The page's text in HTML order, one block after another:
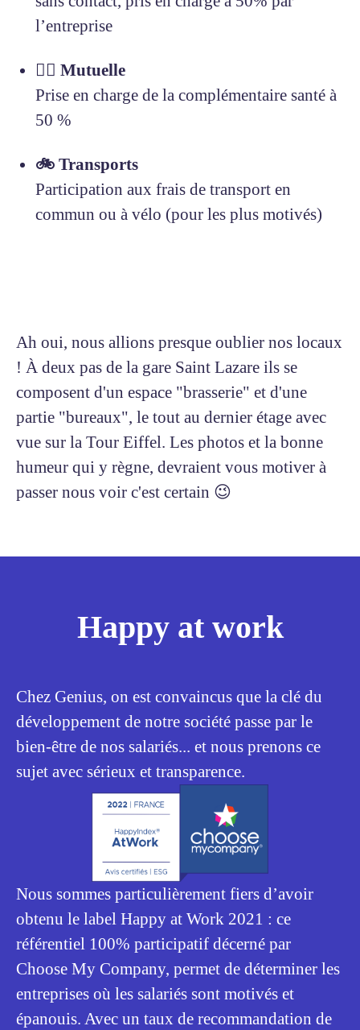
l’entreprise
🧑‍⚕️ Mutuelle
Prise en charge de la complémentaire santé à
50 %
🚲 Transports
Participation aux frais de transport en
commun ou à vélo (pour les plus motivés)
Ah oui, nous allions presque oublier nos locaux
! À deux pas de la gare Saint Lazare ils se
composent d'un espace "brasserie" et d'une
partie "bureaux", le tout au dernier étage avec
vue sur la Tour Eiffel. Les photos et la bonne
humeur qui y règne, devraient vous motiver à
passer nous voir c'est certain 😉
Happy at work
Chez Genius, on est convaincus que la clé du
développement de notre société passe par le
bien-être de nos salariés... et nous prenons ce
sujet avec sérieux et transparence.
Nous sommes particulièrement fiers d’avoir
obtenu le label Happy at Work 2021 : ce
référentiel 100% participatif décerné par
Choose My Company, permet de déterminer les
entreprises où les salariés sont motivés et
épanouis. Avec un taux de recommandation de